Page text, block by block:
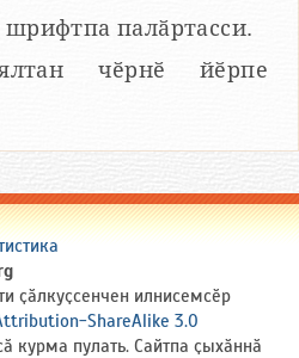
шрифтпа палӑртасси.
чӗрнӗ йӗрпе
ҫӑлкуҫсенчен илнисемсӗр
ShareAlike 3.0
курма пулать. Сайтпа ҫыхӑннӑ